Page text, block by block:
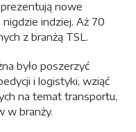
nowe
indziej. Aż 70
z branżą TSL.
było poszerzyć
i logistyki, wziąć
na temat transportu,
w branży.